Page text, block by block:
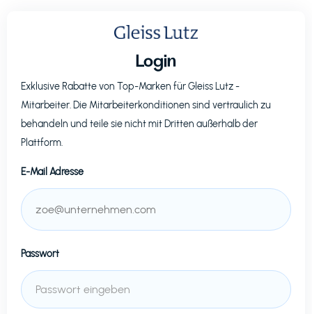
Login
Exklusive Rabatte von Top-Marken fürGleiss Lutz-
Mitarbeiter. Die Mitarbeiterkonditionen sind vertraulich zu
behandeln und teile sie nicht mit Dritten außerhalb der
Plattform.
E-Mail Adresse
Passwort